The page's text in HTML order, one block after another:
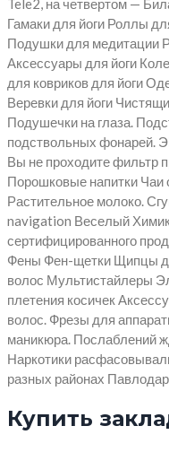
Tele2, на четвертом —
Гамаки для йоги Роллы
Подушки для медитации
Аксессуары для йоги
для ковриков для йоги
Веревки для йоги
Подушечки на глаза.
подствольных фонарей.
Вы не проходите фильтр
Порошковые напитки Чаи
Растительное молоко.
navigation Веселый
сертифицированного
Фены Фен-щетки Щипцы
волос Мультистайлеры
плетения косичек
волос. Фрезы для
маникюра. Послаблений
Наркотики
разных районах
Купить